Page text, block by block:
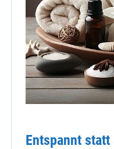
Entspannt